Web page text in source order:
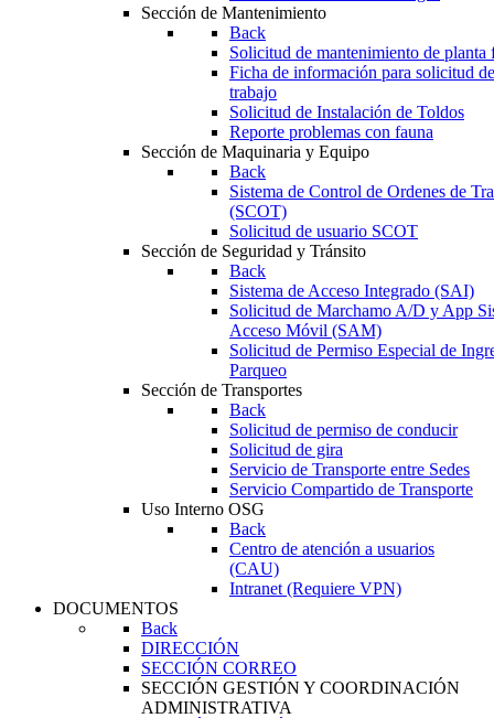
Sección de Mantenimiento
Back
Solicitud de mantenimiento de planta
Ficha de información para solicitud
trabajo
Solicitud de Instalación de Toldos
Reporte problemas con fauna
Sección de Maquinaria y Equipo
Back
Sistema de Control de Ordenes de
(SCOT)
Solicitud de usuario SCOT
Sección de Seguridad y Tránsito
Back
Sistema de Acceso Integrado (SAI)
Solicitud de Marchamo A/D y App
Acceso Móvil (SAM)
Solicitud de Permiso Especial de
Parqueo
Sección de Transportes
Back
Solicitud de permiso de conducir
Solicitud de gira
Servicio de Transporte entre Sedes
Servicio Compartido de Transporte
Uso Interno OSG
Back
Centro de atención a usuarios
(CAU)
Intranet (Requiere VPN)
DOCUMENTOS
Back
DIRECCIÓN
SECCIÓN CORREO
SECCIÓN GESTIÓN Y COORDINACIÓN
ADMINISTRATIVA